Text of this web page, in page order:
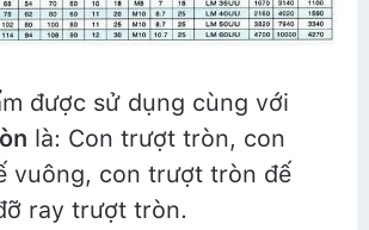
được sử dụng cùng với
là: Con trượt tròn, con
vuông, con trượt tròn đế
ray trượt tròn.